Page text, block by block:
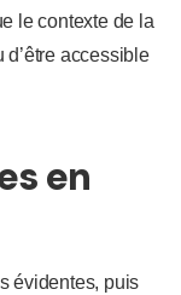
le contexte de la
accessible
en
évidentes, puis